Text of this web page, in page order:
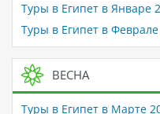
Туры в Египет в Январе
Туры в Египет в
ВЕСНА
Туры в Египет в Марте